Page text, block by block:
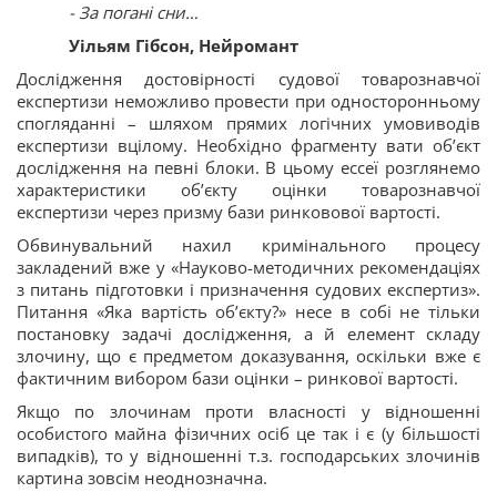
- За погані сни…
Уільям Гібсон, Нейромант
Дослідження достовірності судової товарознавчої
експертизи неможливо провести при односторонньому
спогляданні – шляхом прямих логічних умовиводів
експертизи вцілому. Необхідно фрагменту вати об’єкт
дослідження на певні блоки. В цьому ессеї розглянемо
характеристики об’єкту оцінки товарознавчої
експертизи через призму бази ринковової вартості.
Обвинувальний нахил кримінального процесу
закладений вже у «Науково-методичних рекомендаціях
з питань підготовки і призначення судових експертиз».
Питання «Яка вартість об’єкту?» несе в собі не тільки
постановку задачі дослідження, а й елемент складу
злочину, що є предметом доказування, оскільки вже є
фактичним вибором бази оцінки – ринкової вартості.
Якщо по злочинам проти власності у відношенні
особистого майна фізичних осіб це так і є (у більшості
випадків), то у відношенні т.з. господарських злочинів
картина зовсім неоднозначна.